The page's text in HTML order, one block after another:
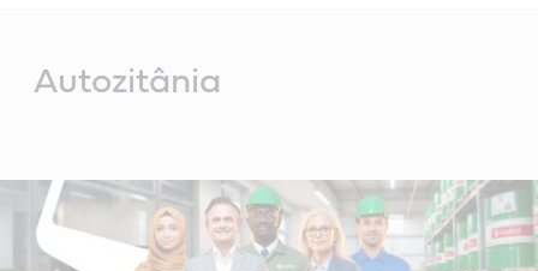
Autozitânia